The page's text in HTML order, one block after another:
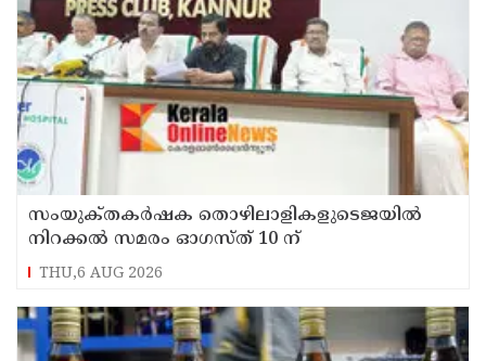
സംയുക്‌തകർഷക തൊഴിലാളികളുടെജയിൽ
നിറക്കൽ സമരം ഓഗസ്ത് 10 ന്
THU,6 AUG 2026